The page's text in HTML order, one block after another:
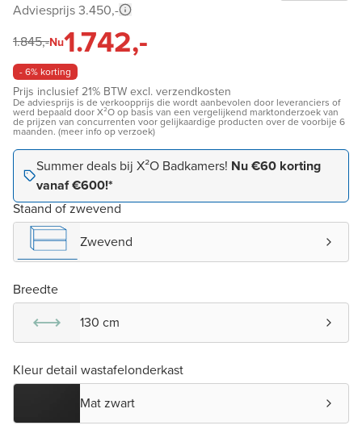
Adviesprijs 3.450,-
1.845,-Nu1.742,-
- 6% korting
Prijs inclusief 21% BTW excl. verzendkosten
De adviesprijs is de verkoopprijs die wordt aanbevolen door leveranciers of
werd bepaald door X²O op basis van een vergelijkend marktonderzoek van
de prijzen van concurrenten voor gelijkaardige producten over de voorbije 6
maanden. (meer info op verzoek)
Summer deals bij X²O Badkamers! Nu €60 korting
vanaf €600!*
Staand of zwevend
Zwevend
Breedte
130 cm
Kleur detail wastafelonderkast
Mat zwart